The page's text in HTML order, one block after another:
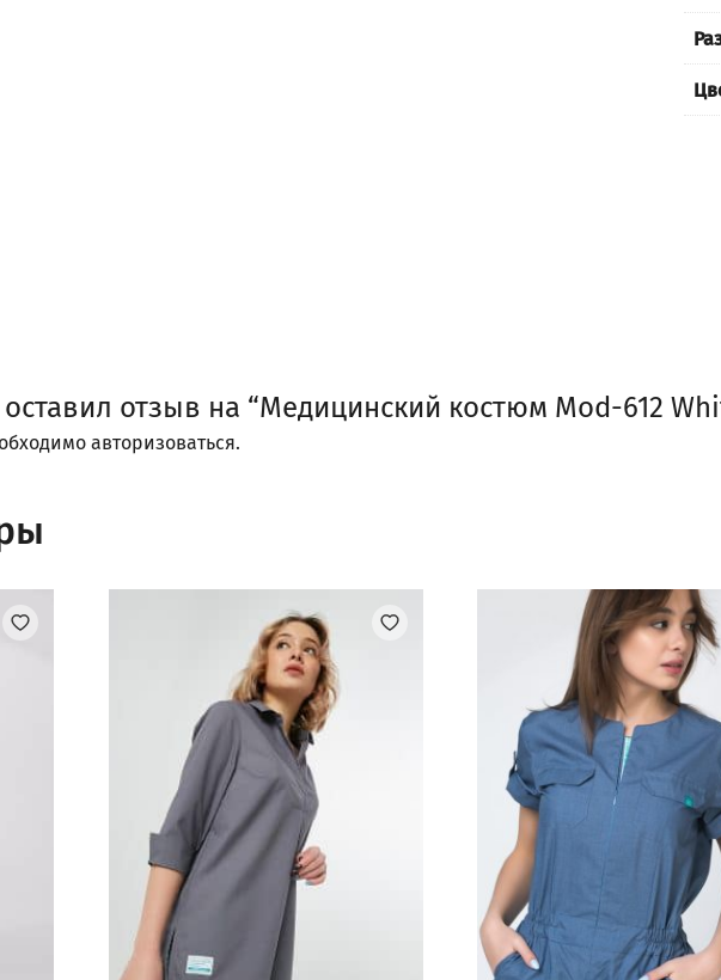
отзыв на “Медицинский костюм Mod-612
авторизоваться.